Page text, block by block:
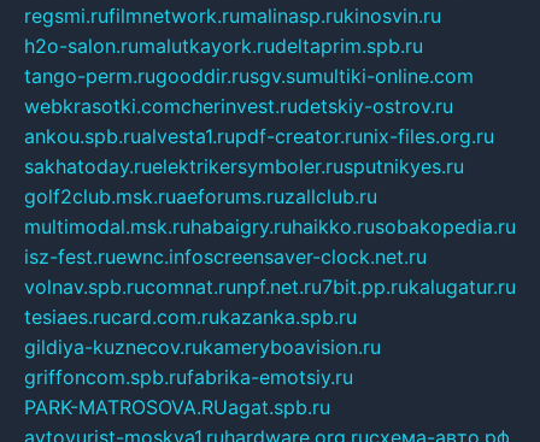
regsmi.rufilmnetwork.rumalinasp.rukinosvin.ru
h2o-salon.rumalutkayork.rudeltaprim.spb.ru
tango-perm.rugooddir.rusgv.sumultiki-online.com
webkrasotki.comcherinvest.rudetskiy-ostrov.ru
ankou.spb.rualvesta1.rupdf-creator.runix-files.org.ru
sakhatoday.ruelektrikersymboler.rusputnikyes.ru
golf2club.msk.ruaeforums.ruzallclub.ru
multimodal.msk.ruhabaigry.ruhaikko.rusobakopedia.ru
isz-fest.ruewnc.infoscreensaver-clock.net.ru
volnav.spb.rucomnat.runpf.net.ru7bit.pp.rukalugatur.ru
tesiaes.rucard.com.rukazanka.spb.ru
gildiya-kuznecov.rukameryboavision.ru
griffoncom.spb.rufabrika-emotsiy.ru
PARK-MATROSOVA.RUagat.spb.ru